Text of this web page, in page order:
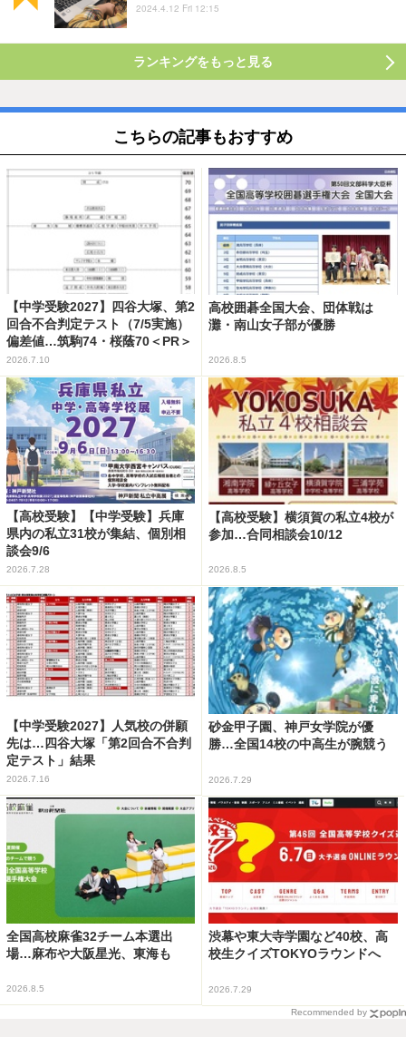
2024.4.12 Fri 12:15
ランキングをもっと見る
こちらの記事もおすすめ
【中学受験2027】四谷大塚、第2
回合不合判定テスト（7/5実施）
偏差値…筑駒74・桜蔭70＜PR＞
2026.7.10
高校囲碁全国大会、団体戦は
灘・南山女子部が優勝
2026.8.5
【高校受験】【中学受験】兵庫
県内の私立31校が集結、個別相
談会9/6
2026.7.28
【高校受験】横須賀の私立4校が
参加…合同相談会10/12
2026.8.5
【中学受験2027】人気校の併願
先は…四谷大塚「第2回合不合判
定テスト」結果
2026.7.16
砂金甲子園、神戸女学院が優
勝…全国14校の中高生が腕競う
2026.7.29
全国高校麻雀32チーム本選出
場…麻布や大阪星光、東海も
2026.8.5
渋幕や東大寺学園など40校、高
校生クイズTOKYOラウンドへ
2026.7.29
Recommended by